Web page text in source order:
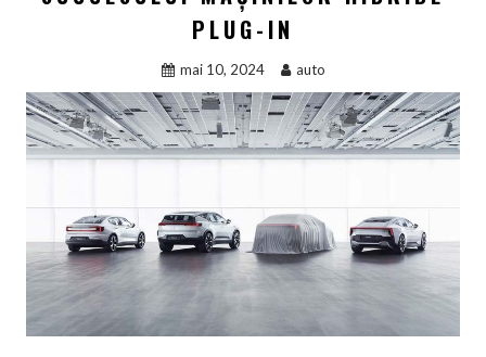
PLUG-IN
mai 10, 2024 auto